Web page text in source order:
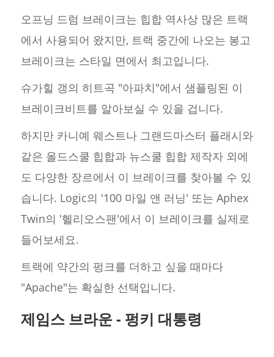
오프닝 드럼 브레이크는 힙합 역사상 많은 트랙
에서 사용되어 왔지만, 트랙 중간에 나오는 봉고
브레이크는 스타일 면에서 최고입니다.
슈가힐 갱의 히트곡 "아파치"에서 샘플링된 이
브레이크비트를 알아보실 수 있을 겁니다.
하지만 카니예 웨스트나 그랜드마스터 플래시와
같은 올드스쿨 힙합과 뉴스쿨 힙합 제작자 외에
도 다양한 장르에서 이 브레이크를 찾아볼 수 있
습니다. Logic의 '100 마일 앤 러닝' 또는 Aphex
Twin의 '헬리오스팬'에서 이 브레이크를 실제로
들어보세요.
트랙에 약간의 펑크를 더하고 싶을 때마다
"Apache"는 확실한 선택입니다.
제임스 브라운 - 펑키 대통령